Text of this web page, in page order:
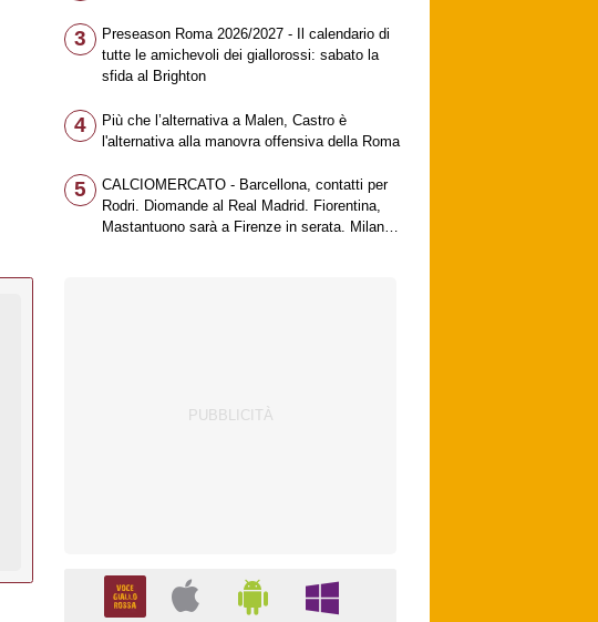
3
Preseason Roma 2026/2027 - Il calendario di
tutte le amichevoli dei giallorossi: sabato la
sfida al Brighton
4
Più che l’alternativa a Malen, Castro è
l'alternativa alla manovra offensiva della Roma
5
CALCIOMERCATO - Barcellona, contatti per
Rodri. Diomande al Real Madrid. Fiorentina,
Mastantuono sarà a Firenze in serata. Milan,